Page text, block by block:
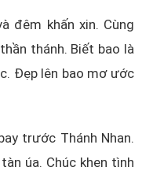
đêm khấn xin. Cùng
thánh. Biết bao là
Đẹp lên bao mơ ước
trước Thánh Nhan.
úa. Chúc khen tình